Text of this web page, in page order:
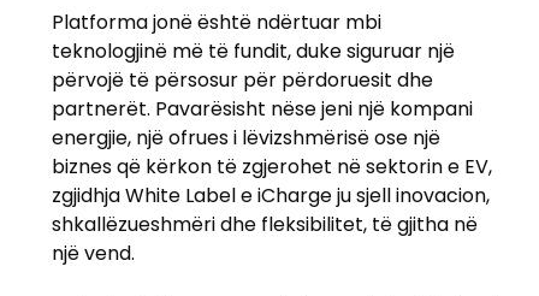
Platforma jonë është ndërtuar mbi
teknologjinë më të fundit, duke siguruar një
përvojë të përsosur për përdoruesit dhe
partnerët. Pavarësisht nëse jeni një kompani
energjie, një ofrues i lëvizshmërisë ose një
biznes që kërkon të zgjerohet në sektorin e EV,
zgjidhja White Label e iCharge ju sjell inovacion,
shkallëzueshmëri dhe fleksibilitet, të gjitha në
një vend.